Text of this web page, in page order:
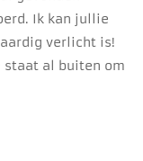
Ik kan jullie
verlicht is!
staat al buiten om